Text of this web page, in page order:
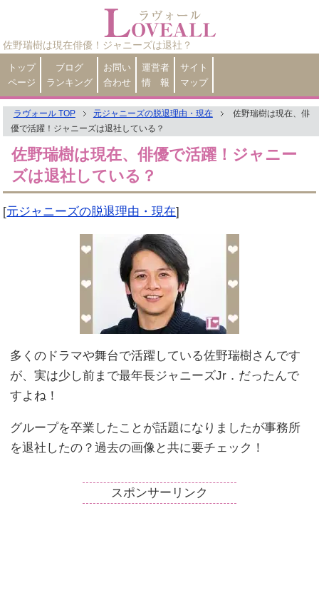
佐野瑞樹は現在俳優！ジャニーズは退社？
トップ
ページ
ブログ
ランキング
お問い
合わせ
運営者
情 報
サイト
マップ
ラヴォール TOP 元ジャニーズの脱退理由・現在
佐野瑞樹は現在、俳
優で活躍！ジャニーズは退社している？
佐野瑞樹は現在、俳優で活躍！ジャニー
ズは退社している？
[元ジャニーズの脱退理由・現在]
多くのドラマや舞台で活躍している佐野瑞樹さんです
が、実は少し前まで最年長ジャニーズJr．だったんで
すよね！
グループを卒業したことが話題になりましたが事務所
を退社したの？過去の画像と共に要チェック！
スポンサーリンク